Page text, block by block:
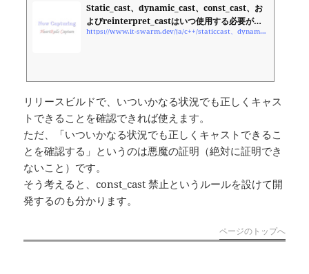
Static_cast、dynamic_cast、const_cast、お
よびreinterpret_castはいつ使用する必要があ
りますか？
https://www.it-swarm.dev/ja/c++/staticcast、dynamiccast、constcast、およびreinterpretcastはいつ使用する必要がありますか？/958083118/
リリースビルドで、いついかなる状況でも正しくキャス
トできることを確認できれば使えます。
ただ、「いついかなる状況でも正しくキャストできるこ
とを確認する」というのは悪魔の証明（絶対に証明でき
ないこと）です。
そう考えると、const_cast 禁止というルールを設けて開
発するのも分かります。
ページのトップへ